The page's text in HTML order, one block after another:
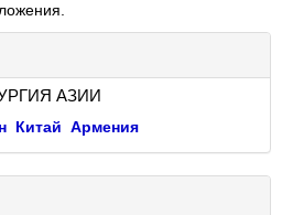
АЗИИ
Китай Армения